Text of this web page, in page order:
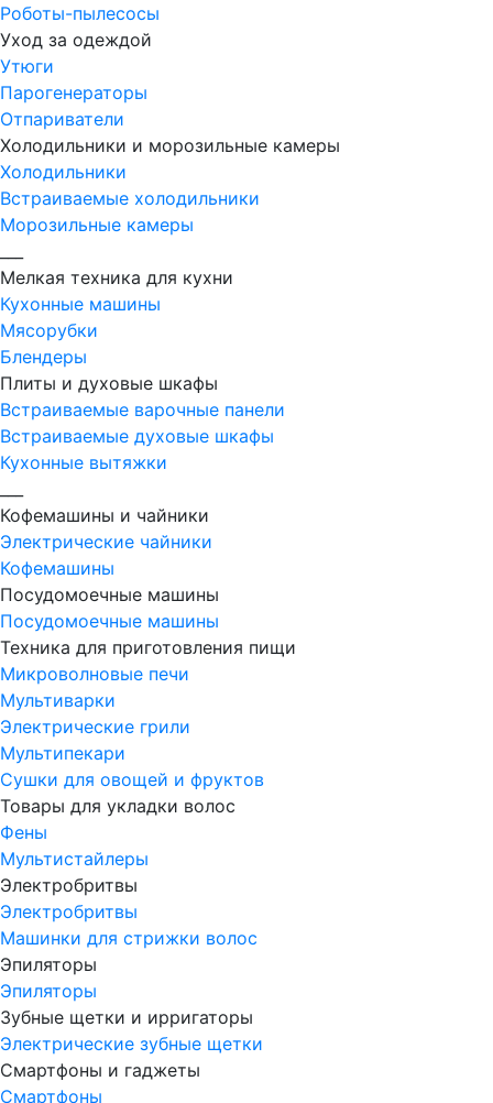
Роботы-пылесосы
Уход за одеждой
Утюги
Парогенераторы
Отпариватели
Холодильники и морозильные камеры
Холодильники
Встраиваемые холодильники
Морозильные камеры
Мелкая техника для кухни
Кухонные машины
Мясорубки
Блендеры
Плиты и духовые шкафы
Встраиваемые варочные панели
Встраиваемые духовые шкафы
Кухонные вытяжки
Кофемашины и чайники
Электрические чайники
Кофемашины
Посудомоечные машины
Посудомоечные машины
Техника для приготовления пищи
Микроволновые печи
Мультиварки
Электрические грили
Мультипекари
Сушки для овощей и фруктов
Товары для укладки волос
Фены
Мультистайлеры
Электробритвы
Электробритвы
Машинки для стрижки волос
Эпиляторы
Эпиляторы
Зубные щетки и ирригаторы
Электрические зубные щетки
Смартфоны и гаджеты
Смартфоны